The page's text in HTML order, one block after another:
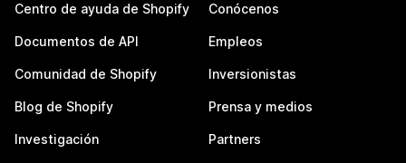
Centro de ayuda de Shopify
Documentos de API
Comunidad de Shopify
Blog de Shopify
Investigación
Conócenos
Empleos
Inversionistas
Prensa y medios
Partners